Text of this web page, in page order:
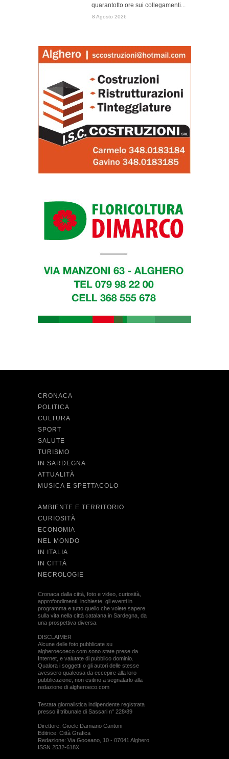
quarantotto ore sui collegamenti...
8 Agosto 2026
CRONACA
POLITICA
CULTURA
SPORT
SALUTE
TURISMO
IN SARDEGNA
ATTUALITÀ
MUSICA E SPETTACOLO
AMBIENTE E TERRITORIO
CURIOSITÀ
ECONOMIA
NEL MONDO
IN ITALIA
IN CITTÀ
NECROLOGIE
Cronaca dalla città, foto e video, curiosità,
approfondimenti, inchieste, gli eventi in
programma e tutto quello che volete sapere
sulla vita nella città catalana in Sardegna, da
una prospettiva diversa.
DISCLAIMER
Alcune delle foto pubblicate su
algheroecoeco.com sono state prese da
Internet, e valutate di pubblico dominio.
Qualora i soggetti o gli autori delle stesse
avessero qualcosa da eccepire alla loro
pubblicazione, non esitino a segnalarlo alla
redazione di algheroeco.com
Testata giornalistica indipendente registrata
presso il tribunale di Sassari n° 228/89
Direttore: Gioele Damiano Cantoni
Editrice: Città Grafica
Redazione: Via Goceano, 10 - 07041 Alghero
ISSN 2532-618X